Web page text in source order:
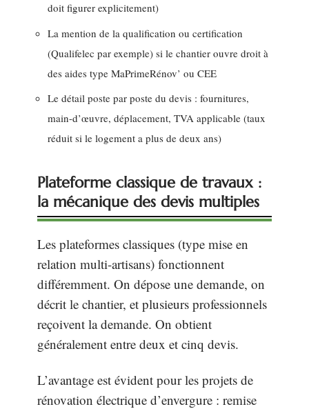
doit figurer explicitement)
La mention de la qualification ou certification
(Qualifelec par exemple) si le chantier ouvre droit à
des aides type MaPrimeRénov’ ou CEE
Le détail poste par poste du devis : fournitures,
main-d’œuvre, déplacement, TVA applicable (taux
réduit si le logement a plus de deux ans)
Plateforme classique de travaux :
la mécanique des devis multiples
Les plateformes classiques (type mise en
relation multi-artisans) fonctionnent
différemment. On dépose une demande, on
décrit le chantier, et plusieurs professionnels
reçoivent la demande. On obtient
généralement entre deux et cinq devis.
L’avantage est évident pour les projets de
rénovation électrique d’envergure : remise